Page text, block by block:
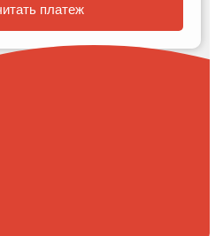
Рассчитать платеж